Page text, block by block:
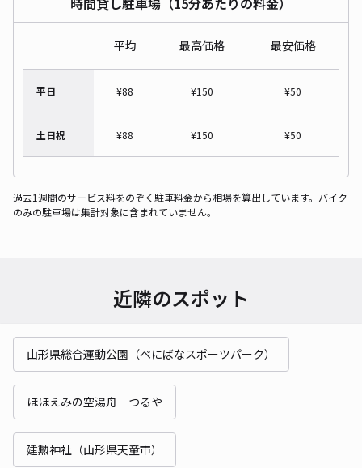
平均 最高価格 最安価格
平日 ¥88 ¥150 ¥50
土日祝 ¥88 ¥150 ¥50
過去1週間のサービス料をのぞく駐車料金から相場を算出しています。バイク
のみの駐車場は集計対象に含まれていません。
近隣のスポット
山形県総合運動公園（べにばなスポーツパーク）
ほほえみの空湯舟 つるや
建勲神社（山形県天童市）